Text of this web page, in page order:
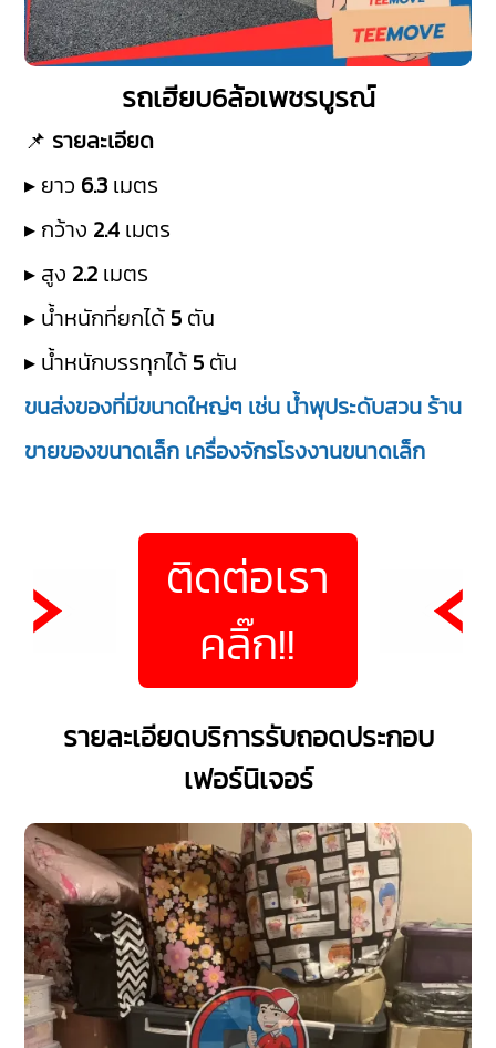
รถเฮียบ6ล้อเพชรบูรณ์
📌 รายละเอียด
▸ ยาว 6.3 เมตร
▸ กว้าง 2.4 เมตร
▸ สูง 2.2 เมตร
▸ น้ำหนักที่ยกได้ 5 ตัน
▸ น้ำหนักบรรทุกได้ 5 ตัน
ขนส่งของที่มีขนาดใหญ่ๆ เช่น น้ำพุประดับสวน ร้าน
ขายของขนาดเล็ก เครื่องจักรโรงงานขนาดเล็ก
ติดต่อเรา
คลิ๊ก!!
รายละเอียดบริการรับถอดประกอบ
เฟอร์นิเจอร์